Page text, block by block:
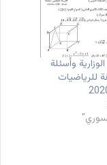
وأسئلة
للرياضيات